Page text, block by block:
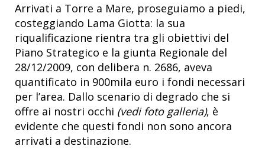
Arrivati a Torre a Mare, proseguiamo a piedi,
costeggiando Lama Giotta: la sua
riqualificazione rientra tra gli obiettivi del
Piano Strategico e la giunta Regionale del
28/12/2009, con delibera n. 2686, aveva
quantificato in 900mila euro i fondi necessari
per l’area. Dallo scenario di degrado che si
offre ai nostri occhi (vedi foto galleria), è
evidente che questi fondi non sono ancora
arrivati a destinazione.